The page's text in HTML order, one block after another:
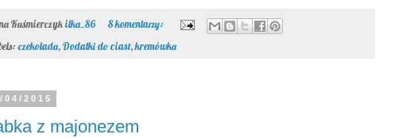
Kuśmierczykilka_86
8 komentarzy:
czekolada,Dodatki do ciast,kremówka
04/2015
z majonezem